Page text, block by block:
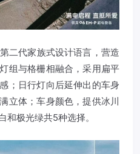
二代家族式设计语言，营造
组与格栅相融合，采用扁平
；日行灯向后延伸出的车身
立体；车身颜色，提供冰川
和极光绿共5种选择。